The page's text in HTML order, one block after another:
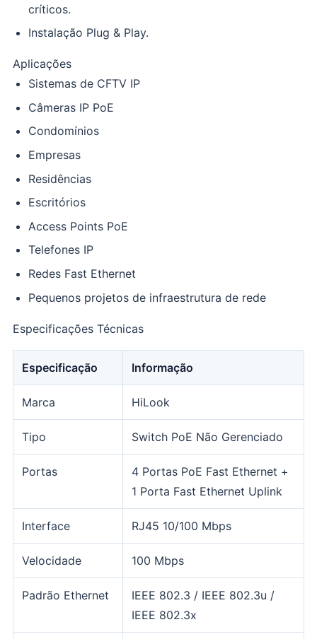
críticos.
Instalação Plug & Play.
Aplicações
Sistemas de CFTV IP
Câmeras IP PoE
Condomínios
Empresas
Residências
Escritórios
Access Points PoE
Telefones IP
Redes Fast Ethernet
Pequenos projetos de infraestrutura de rede
Especificações Técnicas
Especificação Informação
Marca HiLook
Tipo Switch PoE Não Gerenciado
Portas
4 Portas PoE Fast Ethernet +
1 Porta Fast Ethernet Uplink
Interface RJ45 10/100 Mbps
Velocidade 100 Mbps
Padrão Ethernet
IEEE 802.3 / IEEE 802.3u /
IEEE 802.3x